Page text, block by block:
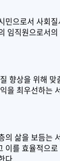
민으로서 사회질
임직원으로서
향상을 위해 맞
을 최우선하는
의 삶을 보듬는
이를 효율적으로
다.